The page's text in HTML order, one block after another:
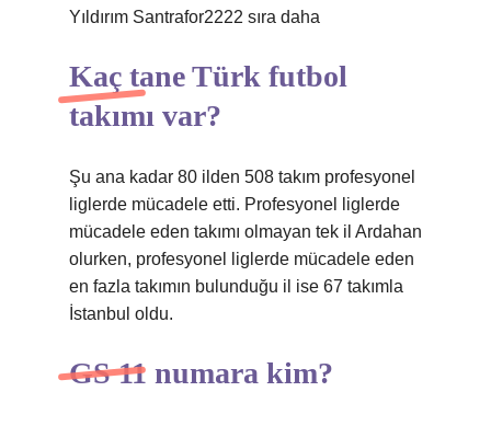
Yıldırım Santrafor2222 sıra daha
Kaç tane Türk futbol
takımı var?
Şu ana kadar 80 ilden 508 takım profesyonel
liglerde mücadele etti. Profesyonel liglerde
mücadele eden takımı olmayan tek il Ardahan
olurken, profesyonel liglerde mücadele eden
en fazla takımın bulunduğu il ise 67 takımla
İstanbul oldu.
GS 11 numara kim?